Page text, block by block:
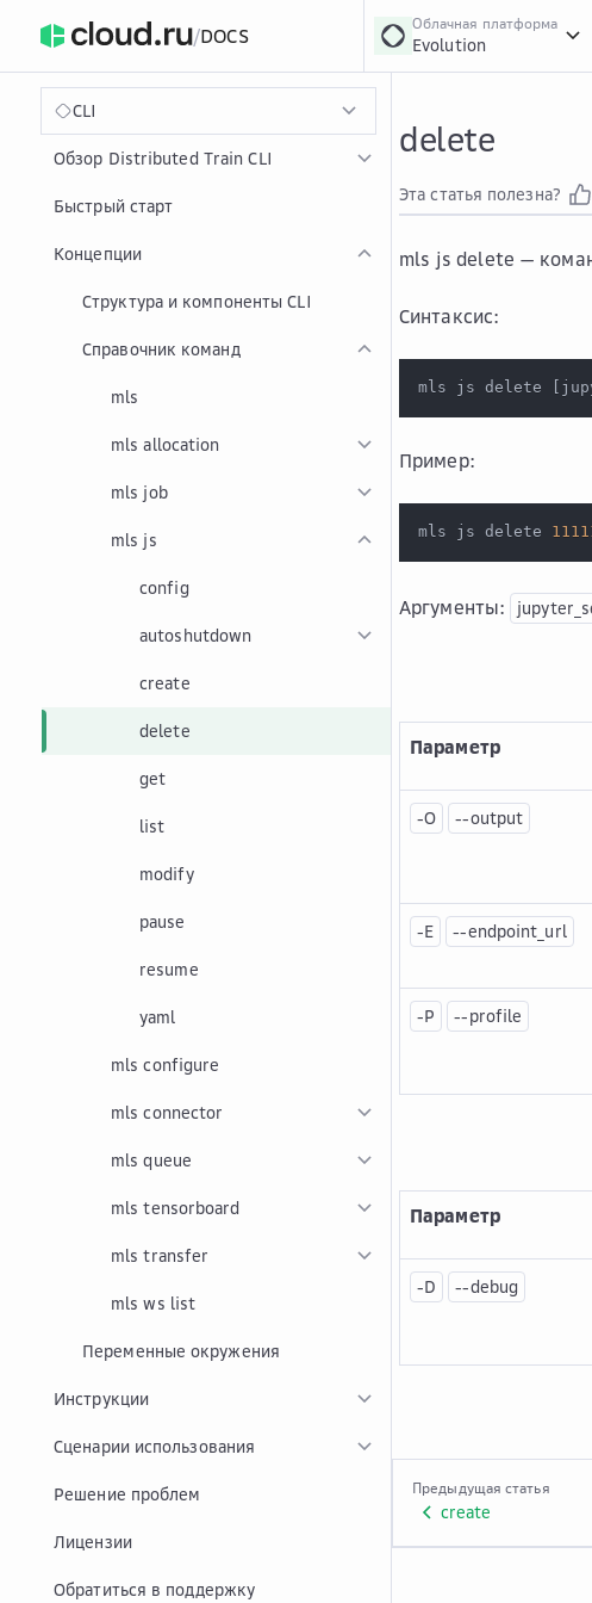
/DOCS
Облачная платформа
Evolution
CLI
Обзор Distributed Train CLI
Быстрый старт
Концепции
Структура и компоненты CLI
Справочник команд
mls
mls allocation
mls job
mls js
config
autoshutdown
create
delete
get
list
modify
pause
resume
yaml
mls configure
mls connector
mls queue
mls tensorboard
mls transfer
mls ws list
Переменные окружения
Инструкции
Сценарии использования
Решение проблем
Лицензии
Обратиться в поддержку
delete
Эта статья полезна?
mls js delete —
Синтаксис:
mls js delete
Пример:
mls js delete
Аргументы:
Параметр
-O --output
-E --endpoint_url
-P --profile
Параметр
-D --debug
Предыдущая статья
create